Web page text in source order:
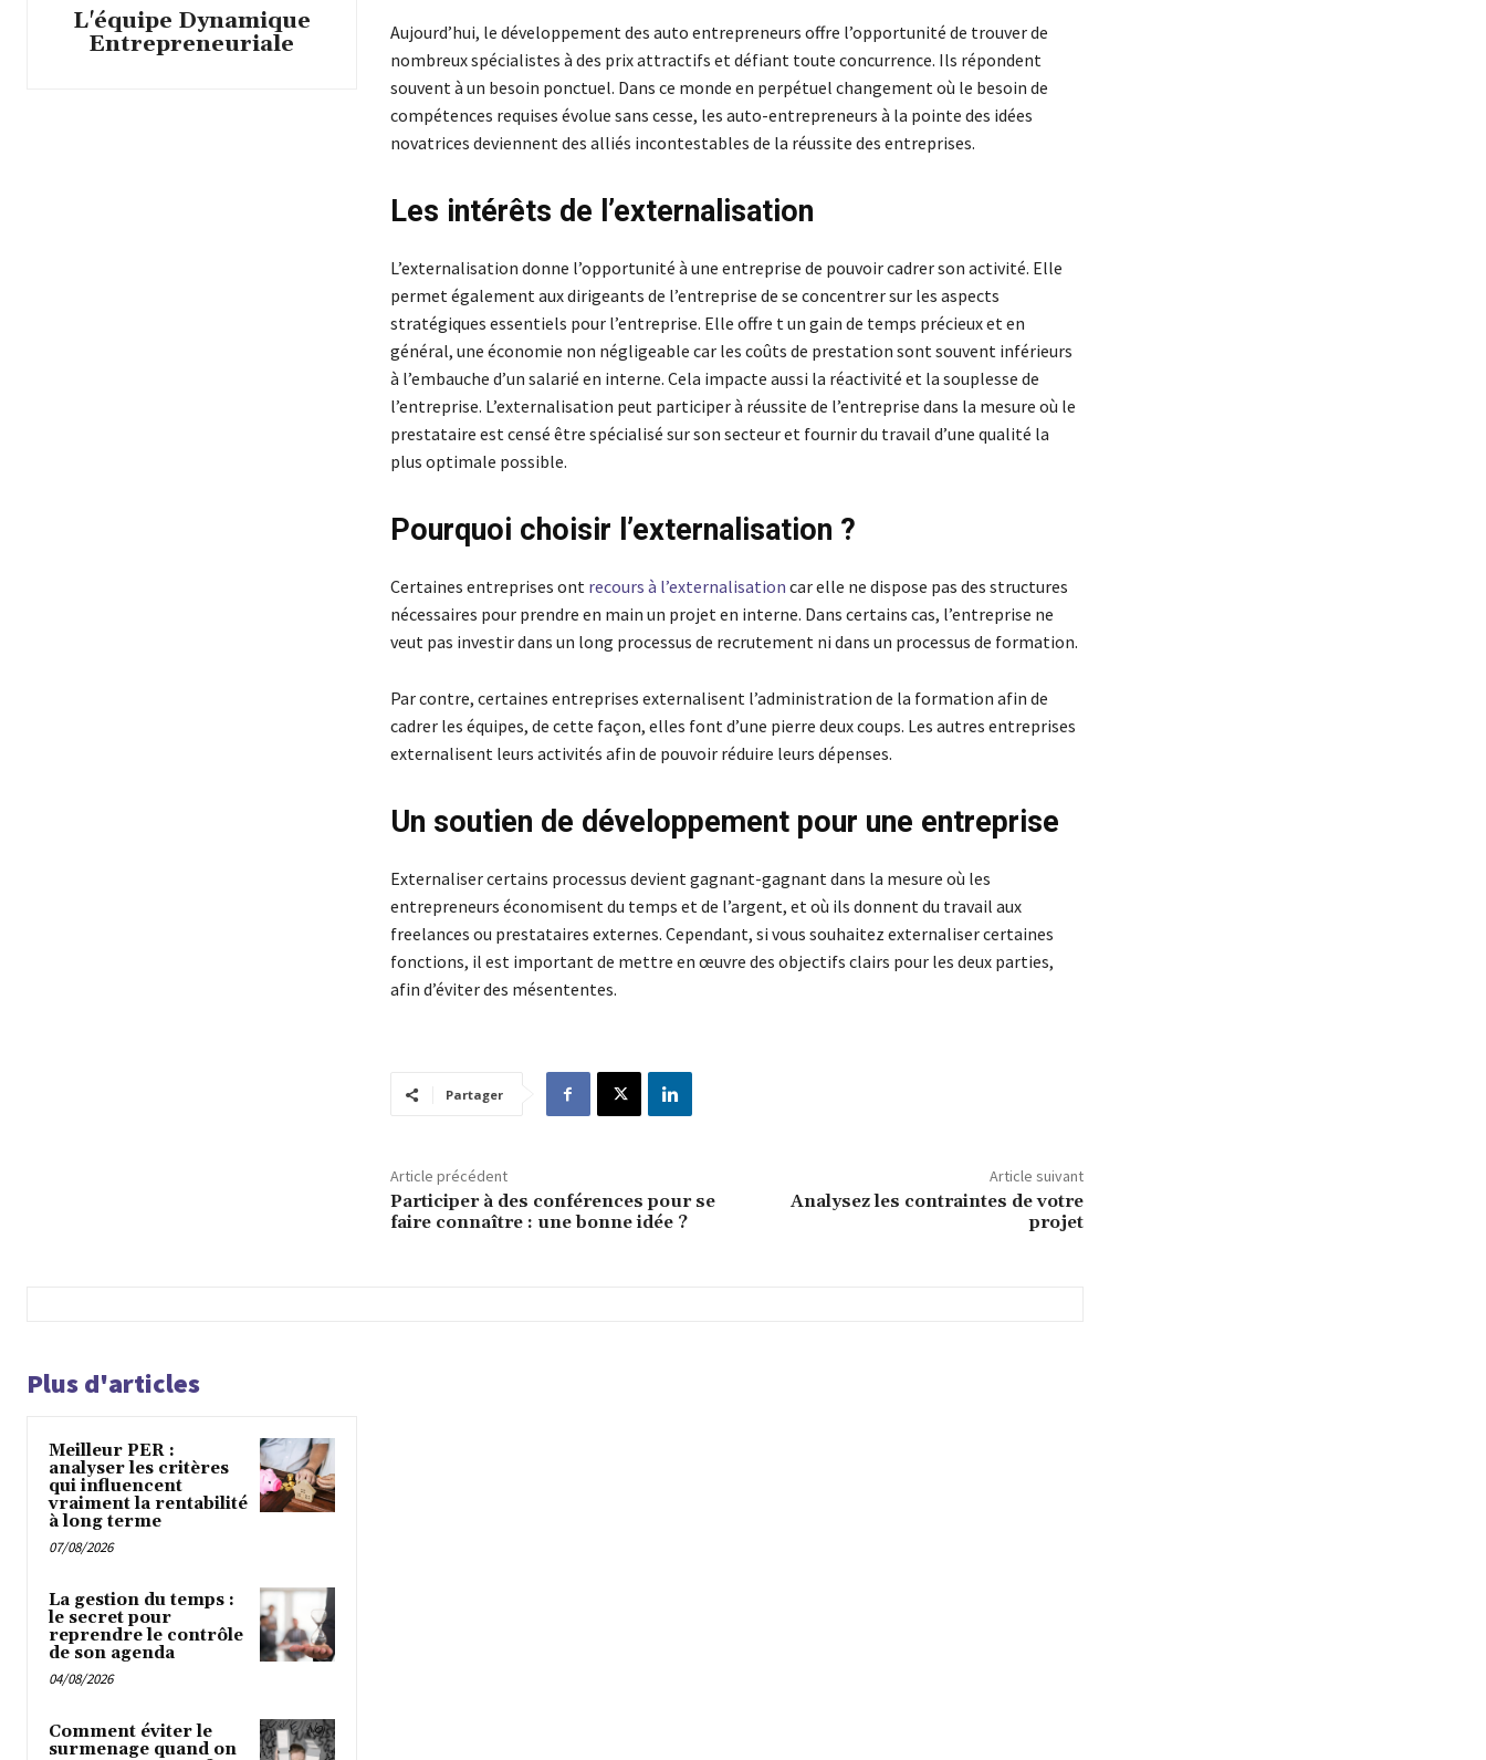
L'équipe Dynamique
Entrepreneuriale
Aujourd’hui, le développement des auto entrepreneurs offre l’opportunité de trouver de
nombreux spécialistes à des prix attractifs et défiant toute concurrence. Ils répondent
souvent à un besoin ponctuel. Dans ce monde en perpétuel changement où le besoin de
compétences requises évolue sans cesse, les auto-entrepreneurs à la pointe des idées
novatrices deviennent des alliés incontestables de la réussite des entreprises.
Les intérêts de l’externalisation
L’externalisation donne l’opportunité à une entreprise de pouvoir cadrer son activité. Elle
permet également aux dirigeants de l’entreprise de se concentrer sur les aspects
stratégiques essentiels pour l’entreprise. Elle offre t un gain de temps précieux et en
général, une économie non négligeable car les coûts de prestation sont souvent inférieurs
à l’embauche d’un salarié en interne. Cela impacte aussi la réactivité et la souplesse de
l’entreprise. L’externalisation peut participer à réussite de l’entreprise dans la mesure où le
prestataire est censé être spécialisé sur son secteur et fournir du travail d’une qualité la
plus optimale possible.
Pourquoi choisir l’externalisation ?
Certaines entreprises ont recours à l’externalisation car elle ne dispose pas des structures
nécessaires pour prendre en main un projet en interne. Dans certains cas, l’entreprise ne
veut pas investir dans un long processus de recrutement ni dans un processus de formation.
Par contre, certaines entreprises externalisent l’administration de la formation afin de
cadrer les équipes, de cette façon, elles font d’une pierre deux coups. Les autres entreprises
externalisent leurs activités afin de pouvoir réduire leurs dépenses.
Un soutien de développement pour une entreprise
Externaliser certains processus devient gagnant-gagnant dans la mesure où les
entrepreneurs économisent du temps et de l’argent, et où ils donnent du travail aux
freelances ou prestataires externes. Cependant, si vous souhaitez externaliser certaines
fonctions, il est important de mettre en œuvre des objectifs clairs pour les deux parties,
afin d’éviter des mésententes.
Partager
Article précédent
Participer à des conférences pour se
faire connaître : une bonne idée ?
Article suivant
Analysez les contraintes de votre
projet
Plus d'articles
Meilleur PER :
analyser les critères
qui influencent
vraiment la rentabilité
à long terme
07/08/2026
La gestion du temps :
le secret pour
reprendre le contrôle
de son agenda
04/08/2026
Comment éviter le
surmenage quand on